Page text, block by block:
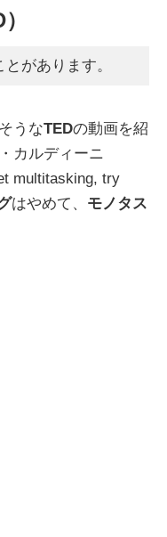
があります。
うなTEDの動画を紹
カルディーニ
multitasking, try
はやめて、 モノタス